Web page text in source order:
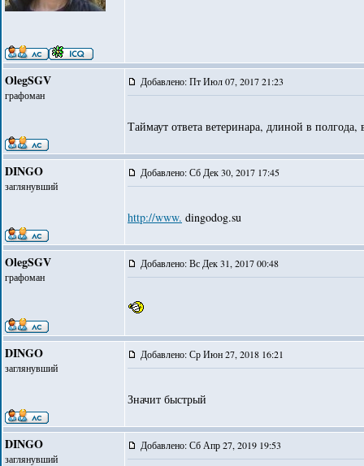
OlegSGV
графоман
Добавлено: Пт Июл 07, 2017 21:23
Таймаут ответа ветеринара, длиной в полгода,
DINGO
заглянувший
Добавлено: Сб Дек 30, 2017 17:45
http://www. dingodog.su
OlegSGV
графоман
Добавлено: Вс Дек 31, 2017 00:48
DINGO
заглянувший
Добавлено: Ср Июн 27, 2018 16:21
Значит быстрый
DINGO
заглянувший
Добавлено: Сб Апр 27, 2019 19:53